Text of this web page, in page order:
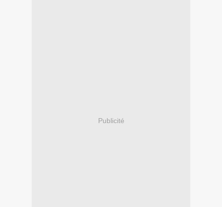
Publicité